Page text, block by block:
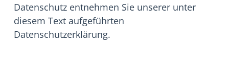
Datenschutz entnehmen Sie unserer unter
diesem Text aufgeführten
Datenschutzerklärung.